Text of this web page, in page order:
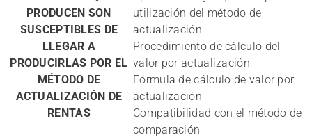
PRODUCEN SON
SUSCEPTIBLES DE
LLEGAR A
PRODUCIRLAS POR EL
MÉTODO DE
ACTUALIZACIÓN DE
RENTAS
utilización del método de
actualización
Procedimiento de cálculo del
valor por actualización
Fórmula de cálculo de valor por
actualización
Compatibilidad con el método de
comparación